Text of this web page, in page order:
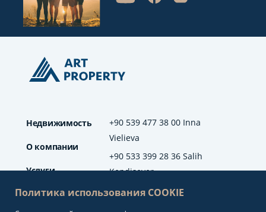
+90 539 477 38 00 Inna
Vielieva
+90 533 399 28 36 Salih
Kendisever
Недвижимость
О компании
Услуги
Отзывы
Политика использования COOKIE